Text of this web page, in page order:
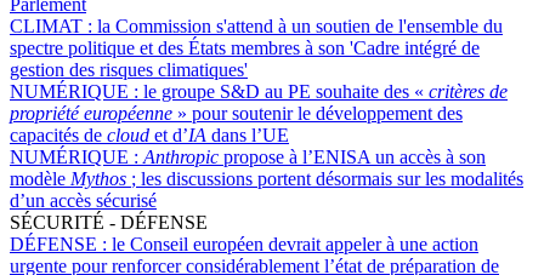
CLIMAT : la Commission s'attend à un soutien de l'ensemble du
spectre politique et des États membres à son 'Cadre intégré de
gestion des risques climatiques'
NUMÉRIQUE : le groupe S&D au PE souhaite des « critères de
propriété européenne » pour soutenir le développement des
capacités de cloud et d’IA dans l’UE
NUMÉRIQUE : Anthropic propose à l’ENISA un accès à son
modèle Mythos ; les discussions portent désormais sur les modalités
d’un accès sécurisé
SÉCURITÉ - DÉFENSE
DÉFENSE : le Conseil européen devrait appeler à une action
urgente pour renforcer considérablement l’état de préparation de